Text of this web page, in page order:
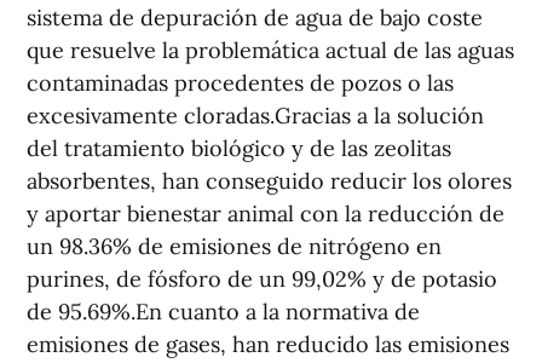
sistema de depuración de agua de bajo coste
que resuelve la problemática actual de las aguas
contaminadas procedentes de pozos o las
excesivamente cloradas.Gracias a la solución
del tratamiento biológico y de las zeolitas
absorbentes, han conseguido reducir los olores
y aportar bienestar animal con la reducción de
un 98.36% de emisiones de nitrógeno en
purines, de fósforo de un 99,02% y de potasio
de 95.69%.En cuanto a la normativa de
emisiones de gases, han reducido las emisiones